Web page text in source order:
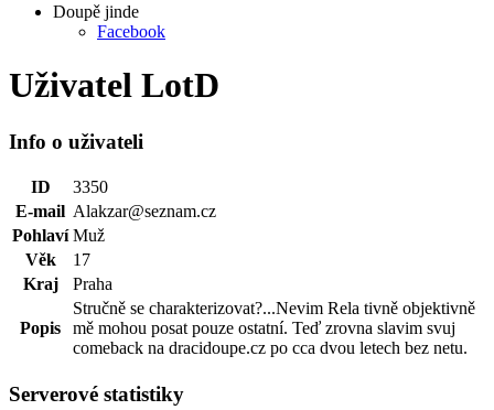
Doupě jinde
Facebook
Uživatel LotD
Info o uživateli
ID
3350
E-mail Alakzar@seznam.cz
Pohlaví Muž
Věk
17
Kraj
Praha
Popis
Stručně se charakterizovat?...Nevim Rela tivně objektivně
mě mohou posat pouze ostatní. Teď zrovna slavim svuj
comeback na dracidoupe.cz po cca dvou letech bez netu.
Serverové statistiky